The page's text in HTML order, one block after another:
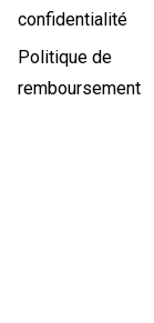
confidentialité
Politique de
remboursement